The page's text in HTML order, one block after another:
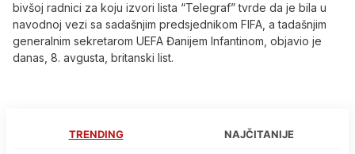
bivšoj radnici za koju izvori lista “Telegraf” tvrde da je bila u
navodnoj vezi sa sadašnjim predsjednikom FIFA, a tadašnjim
generalnim sekretarom UEFA Đanijem Infantinom, objavio je
danas, 8. avgusta, britanski list.
TRENDING NAJČITANIJE